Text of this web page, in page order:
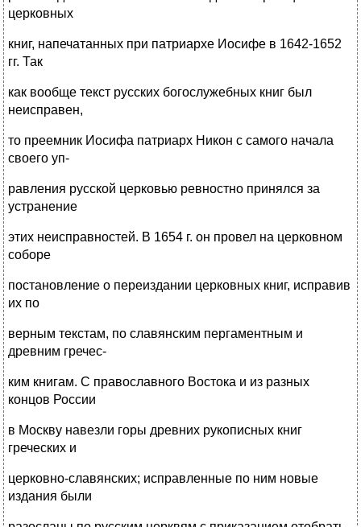
церковных
книг, напечатанных при патриархе Иосифе в 1642-1652
гг. Так
как вообще текст русских богослужебных книг был
неисправен,
то преемник Иосифа патриарх Никон с самого начала
своего уп-
равления русской церковью ревностно принялся за
устранение
этих неисправностей. В 1654 г. он провел на церковном
соборе
постановление о переиздании церковных книг, исправив
их по
верным текстам, по славянским пергаментным и
древним гречес-
ким книгам. С православного Востока и из разных
концов России
в Москву навезли горы древних рукописных книг
греческих и
церковно-славянских; исправленные по ним новые
издания были